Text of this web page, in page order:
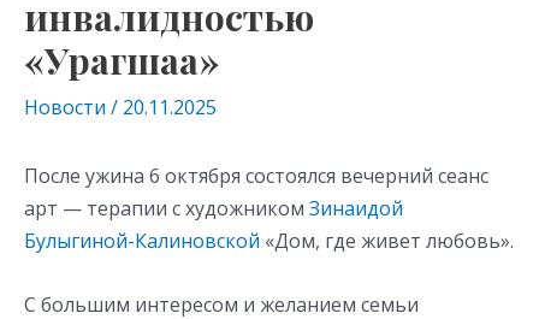
инвалидностью
«Урагшаа»
Новости / 20.11.2025
После ужина 6 октября состоялся вечерний сеанс
арт — терапии с художником Зинаидой
Булыгиной-Калиновской «Дом, где живет любовь».
С большим интересом и желанием семьи